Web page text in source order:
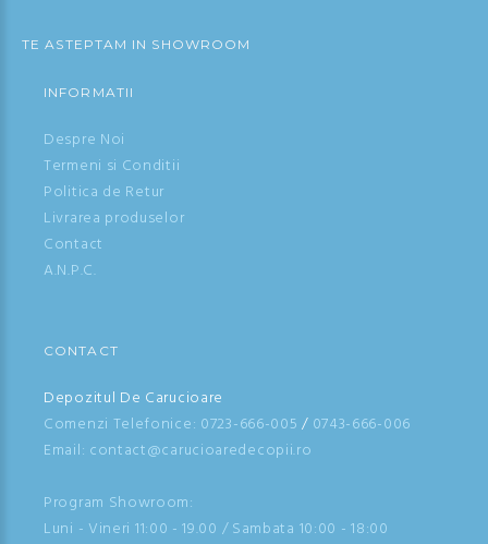
TE ASTEPTAM IN SHOWROOM
INFORMATII
Despre Noi
Termeni si Conditii
Politica de Retur
Livrarea produselor
Contact
A.N.P.C.
CONTACT
Depozitul De Carucioare
Comenzi Telefonice: 0723-666-005 / 0743-666-006
Email: contact@carucioaredecopii.ro
Program Showroom:
Luni - Vineri 11:00 - 19.00 / Sambata 10:00 - 18:00